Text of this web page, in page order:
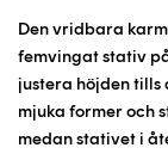
Den vridbara
femvingat stativ
justera höjden tills
mjuka former och
medan stativet i